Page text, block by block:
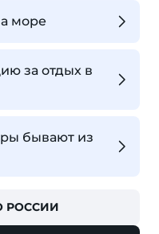
море
за отдых в
бывают из
РОССИИ